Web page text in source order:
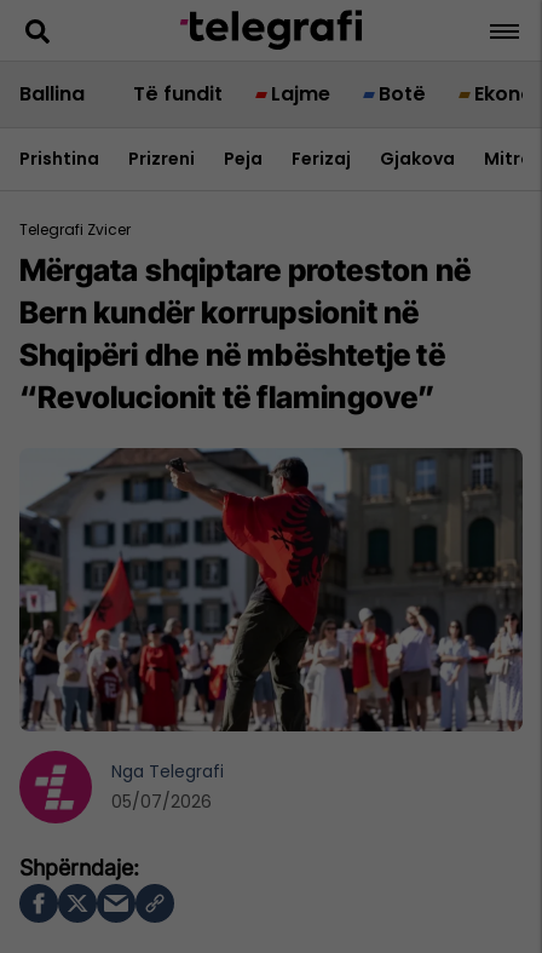
Ballina Të fundit Lajme Botë
Prishtina Prizreni Peja Ferizaj Gjakova
Telegrafi Zvicer
Mërgata shqiptare proteston në
Bern kundër korrupsionit në
Shqipëri dhe në mbështetje të
“Revolucionit të flamingove”
Nga Telegrafi
05/07/2026